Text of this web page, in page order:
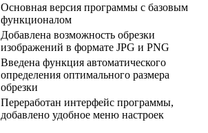
Основная версия программы с базовым
функционалом
Добавлена возможность обрезки
изображений в формате JPG и PNG
Введена функция автоматического
определения оптимального размера
обрезки
Переработан интерфейс программы,
добавлено удобное меню настроек